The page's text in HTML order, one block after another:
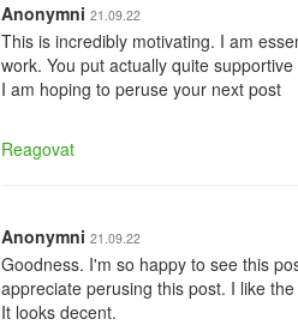
Anonymni 21.09.22
This is incredibly motivating. I am
work. You put actually quite
I am hoping to peruse your next post
Reagovat
Anonymni 21.09.22
Goodness. I'm so happy to see this
appreciate perusing this post. I like
It looks decent.